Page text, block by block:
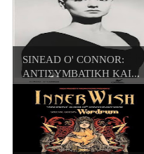
SINEAD O' CONNOR:
ΑΝΤΙΣΥΜΒΑΤΙΚΗ ΚΑΙ...